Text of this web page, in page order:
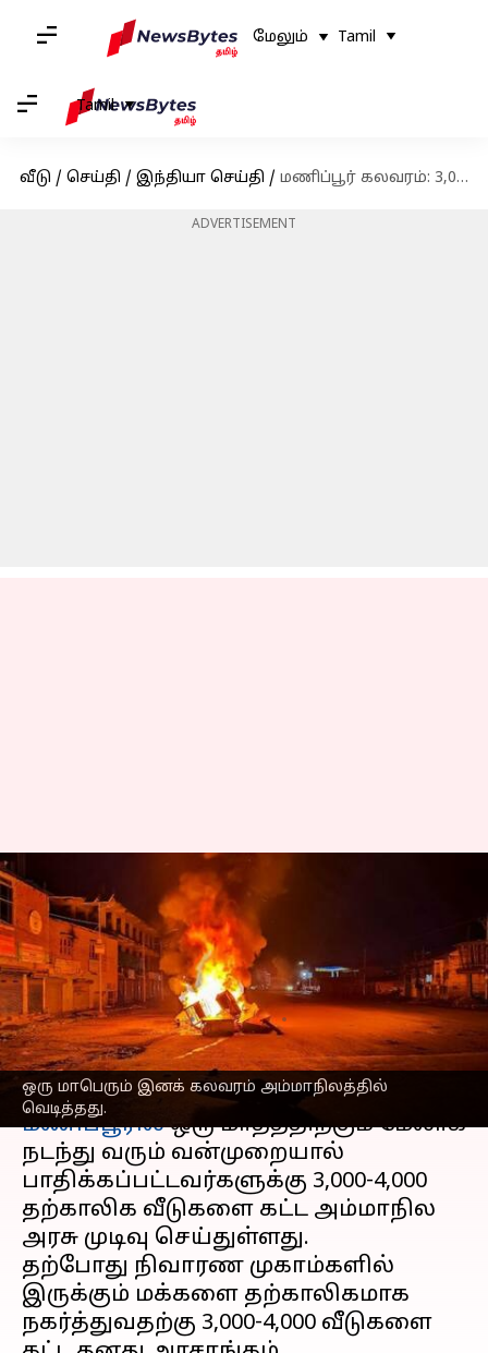
மேலும் Tamil
Tamil
வீடு / செய்தி / இந்தியா செய்தி / மணிப்பூர் கலவரம்: 3,000-4,000 வீடுகளை கட்ட திட்டமிட்டிருக்கும் மாநில அரசாங்கம்
ADVERTISEMENT
ஒரு மாபெரும் இனக் கலவரம் அம்மாநிலத்தில்
வெடித்தது.
மணிப்பூர் கலவரம்: 3,000-
4,000 வீடுகளை கட்ட
திட்டமிட்டிருக்கும் மாநில
அரசாங்கம்
எழுதியவர் Sindhuja SM Jun 19, 2023 07:48 pm
செய்தி முன்னோட்டம்
மணிப்பூரில்ஒரு மாதத்திற்கும் மேலாக
நடந்து வரும் வன்முறையால்
பாதிக்கப்பட்டவர்களுக்கு 3,000-4,000
தற்காலிக வீடுகளை கட்ட அம்மாநில
அரசு முடிவு செய்துள்ளது.
தற்போது நிவாரண முகாம்களில்
இருக்கும் மக்களை தற்காலிகமாக
நகர்த்துவதற்கு 3,000-4,000 வீடுகளை